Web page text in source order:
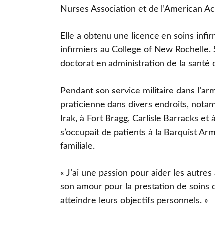
Nurses Association et de l’American
Elle a obtenu une licence en soins
infirmiers au College of New
doctorat en administration de la santé
Pendant son service militaire dans
praticienne dans divers endroits,
Irak, à Fort Bragg, Carlisle Barracks
s’occupait de patients à la Barquist
familiale.
« J’ai une passion pour aider les
son amour pour la prestation de soins
atteindre leurs objectifs personnels. »